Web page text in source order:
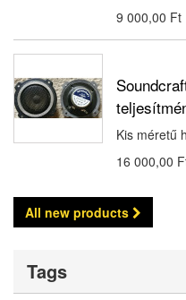
9 000,00 Ft‎
Kis méretű
16 000,00
All new products
Tags